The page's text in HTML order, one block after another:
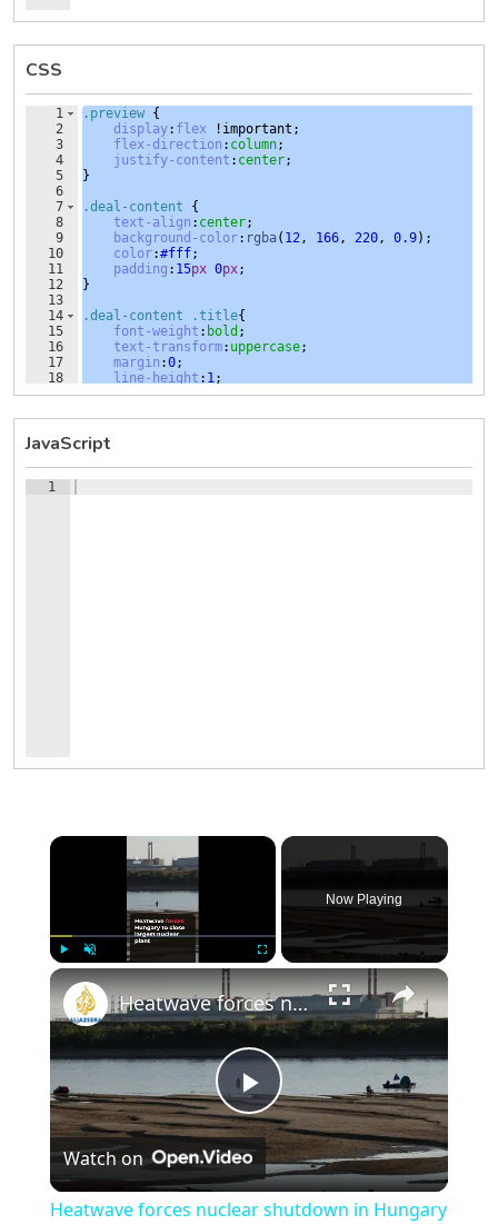
CSS
1
2
3
4
5
6
7
8
9
10
11
12
13
14
15
16
17
18
19
.preview {
display: flex !important;
flex-direction : column;
justify-content : center;
}
.deal-content
{
text-align : center;
background-color: rgba( 12, 166, 220, 0.9);
color:#fff;
padding : 15px 0px;
}
.deal-content
.title{
font-weight : bold ;
text-transform: uppercase;
margin :0;
line-height : 1;
}
JavaScript
1
×
Now Playing
×
Play
Video
Heatwave forces nuclear shutdown in Hungary
Watch on
Heatwave forces nuclear shutdown in Hungary